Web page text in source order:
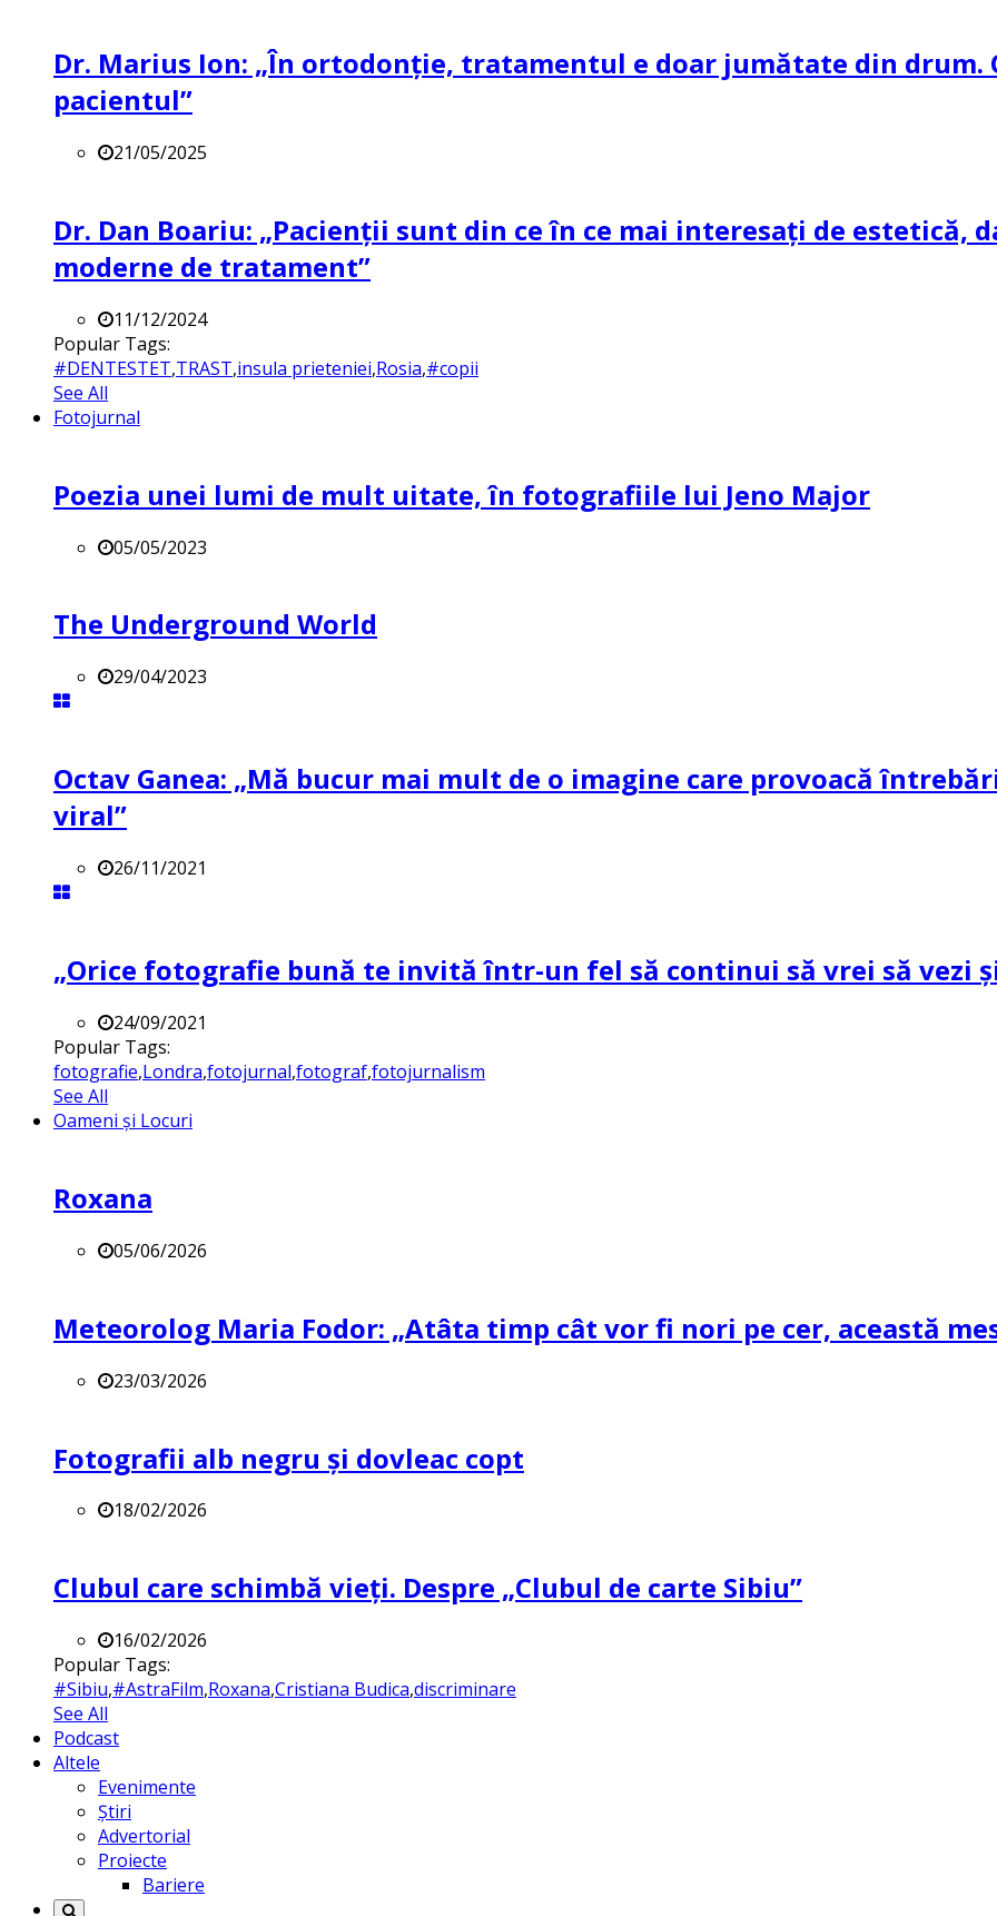
Dr. Marius Ion: „În ortodonție, tratamentul e doar jumătate din drum.
pacientul”
21/05/2025
Dr. Dan Boariu: „Pacienții sunt din ce în ce mai interesați de estetică,
moderne de tratament”
11/12/2024
Popular Tags:
#DENTESTET,TRAST,insula prieteniei,Rosia,#copii
See All
Fotojurnal
Poezia unei lumi de mult uitate, în fotografiile lui Jeno Major
05/05/2023
The Underground World
29/04/2023
Octav Ganea: „Mă bucur mai mult de o imagine care provoacă
viral”
26/11/2021
„Orice fotografie bună te invită într-un fel să continui să vrei să vezi
24/09/2021
Popular Tags:
fotografie,Londra,fotojurnal,fotograf,fotojurnalism
See All
Oameni și Locuri
Roxana
05/06/2026
Meteorolog Maria Fodor: „Atâta timp cât vor fi nori pe cer, această
23/03/2026
Fotografii alb negru și dovleac copt
18/02/2026
Clubul care schimbă vieți. Despre „Clubul de carte Sibiu”
16/02/2026
Popular Tags:
#Sibiu,#AstraFilm,Roxana,Cristiana Budica,discriminare
See All
Podcast
Altele
Evenimente
Știri
Advertorial
Proiecte
Bariere